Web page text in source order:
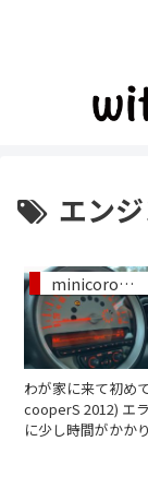
エン
minicoroブログ
わが家に来て初め
cooperS 2012) エ
に少し時間がかか